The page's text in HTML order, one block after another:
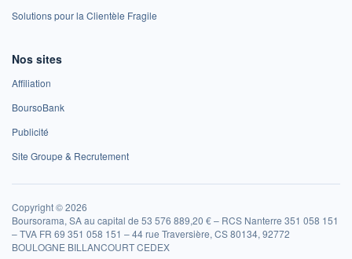
Solutions pour la Clientèle Fragile
Nos sites
Affiliation
BoursoBank
Publicité
Site Groupe & Recrutement
Copyright © 2026
Boursorama, SA au capital de 53 576 889,20 € – RCS Nanterre 351 058 151
– TVA FR 69 351 058 151 – 44 rue Traversière, CS 80134, 92772
BOULOGNE BILLANCOURT CEDEX